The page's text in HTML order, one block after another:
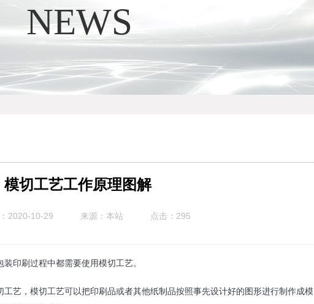
NEWS
模切工艺工作原理图解
2020-10-29 来源：本站 点击：295
印刷过程中都需要使用模切工艺。
艺，模切工艺可以把印刷品或者其他纸制品按照事先设计好的图形进行制作成模